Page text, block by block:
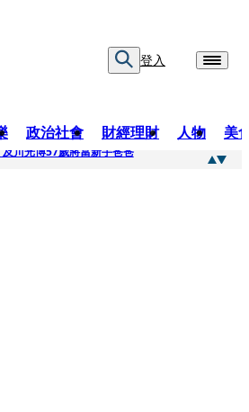
登入
政治社會 財經理財 人物 美
川光博57歲將當新手爸爸